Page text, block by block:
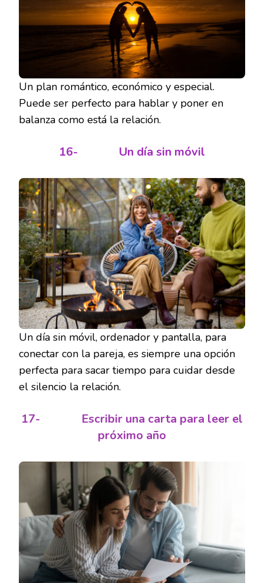
Un plan romántico, económico y especial.
Puede ser perfecto para hablar y poner en
balanza como está la relación.
16- Un día sin móvil
Un día sin móvil, ordenador y pantalla, para
conectar con la pareja, es siempre una opción
perfecta para sacar tiempo para cuidar desde
el silencio la relación.
17-
Escribir una carta para leer el
próximo año